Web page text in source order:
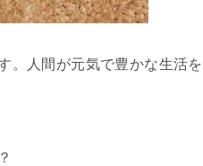
。人間が元気で豊かな生活を